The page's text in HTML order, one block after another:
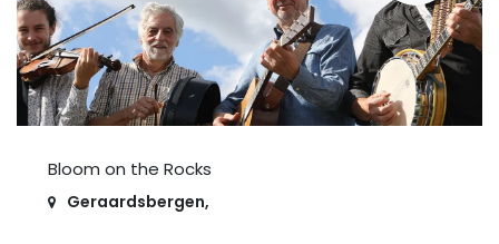
Bloom on the Rocks
Geraardsbergen,